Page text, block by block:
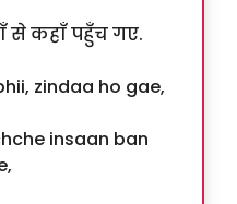
से कहाँ पहुँच गए.
zindaa ho gae,
insaan ban